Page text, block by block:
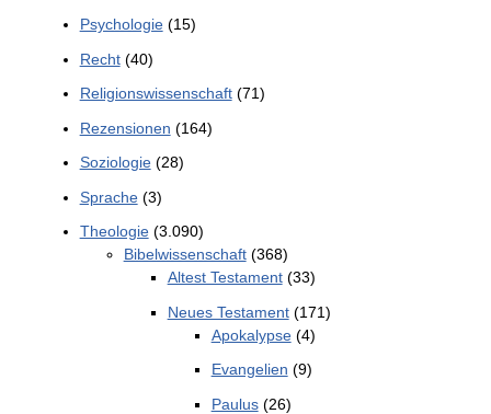
Psychologie(15)
Recht(40)
Religionswissenschaft(71)
Rezensionen (164)
Soziologie(28)
Sprache(3)
Theologie(3.090)
Bibelwissenschaft(368)
Altest Testament(33)
Neues Testament(171)
Apokalypse(4)
Evangelien (9)
Paulus(26)